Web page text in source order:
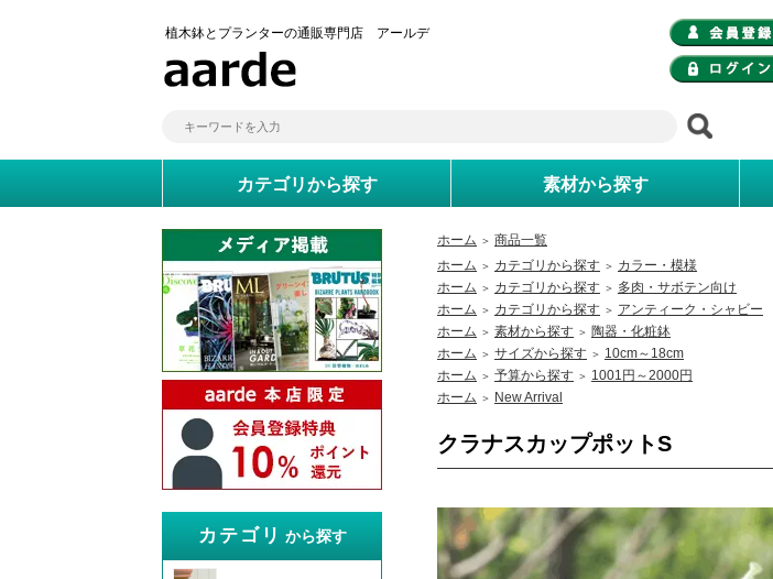
植木鉢とプランターの通販専門店 アールデ
カテゴリから探す 素材から探す
カテゴリ から探す
ホーム ＞ 商品一覧
ホーム ＞ カテゴリから探す ＞ カラー・模様
ホーム ＞ カテゴリから探す ＞ 多肉・サボテン向け
ホーム ＞ カテゴリから探す ＞ アンティーク・シャビー
ホーム ＞ 素材から探す ＞ 陶器・化粧鉢
ホーム ＞ サイズから探す ＞ 10cm～18cm
ホーム ＞ 予算から探す ＞ 1001円～2000円
ホーム ＞ New Arrival
クラナスカップポットS